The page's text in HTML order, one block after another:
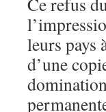
leurs pays
d’une